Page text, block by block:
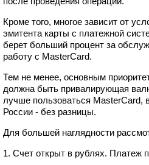
Кроме того, многое зависит от
эмитента карты с платежной
берет больший процент за
работу с MasterCard.
Тем не менее, основным
должна быть привалирующая
лучше пользоваться MasterCard,
России - без разницы.
Для большей наглядности
1. Счет открыт в рублях. Платеж